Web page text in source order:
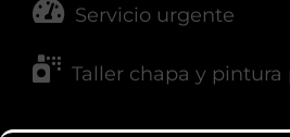
Servicio urgente
Taller chapa y pintura